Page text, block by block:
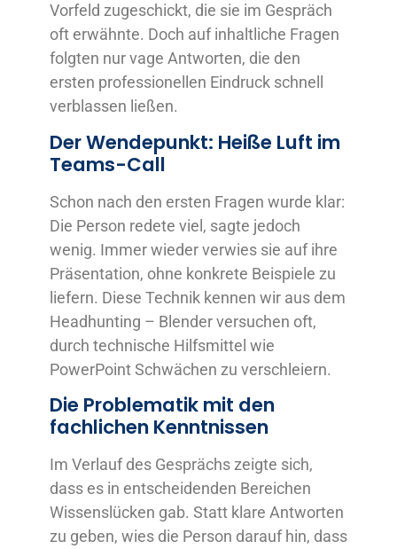
Vorfeld zugeschickt, die sie im Gespräch
oft erwähnte. Doch auf inhaltliche Fragen
folgten nur vage Antworten, die den
ersten professionellen Eindruck schnell
verblassen ließen.
Der Wendepunkt: Heiße Luft im
Teams-Call
Schon nach den ersten Fragen wurde klar:
Die Person redete viel, sagte jedoch
wenig. Immer wieder verwies sie auf ihre
Präsentation, ohne konkrete Beispiele zu
liefern. Diese Technik kennen wir aus dem
Headhunting – Blender versuchen oft,
durch technische Hilfsmittel wie
PowerPoint Schwächen zu verschleiern.
Die Problematik mit den
fachlichen Kenntnissen
Im Verlauf des Gesprächs zeigte sich,
dass es in entscheidenden Bereichen
Wissenslücken gab. Statt klare Antworten
zu geben, wies die Person darauf hin, dass